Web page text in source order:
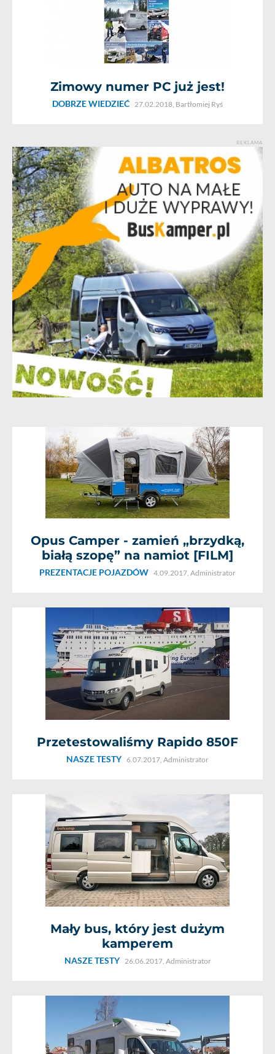
Zimowy numer PC już jest!
DOBRZE WIEDZIEĆ 27.02.2018, Bartłomiej Ryś
REKLAMA
Opus Camper - zamień „brzydką,
białą szopę” na namiot [FILM]
PREZENTACJE POJAZDÓW 4.09.2017, Administrator
Przetestowaliśmy Rapido 850F
NASZE TESTY 6.07.2017, Administrator
Mały bus, który jest dużym
kamperem
NASZE TESTY 26.06.2017, Administrator